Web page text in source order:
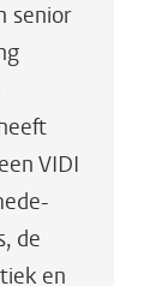
senior
VIDI
de
en